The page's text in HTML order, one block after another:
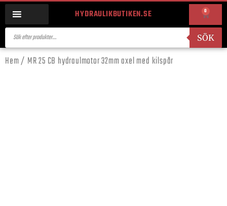
HYDRAULIKBUTIKEN.SE 0
SÖK
Hem/ MR 25 CB hydraulmotor 32mm axel med kilspår